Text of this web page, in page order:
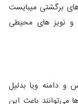
برگشتی میبایست
و نویز های محیطی
و دامنه ویا بدلیل
می‌توانند باعث این